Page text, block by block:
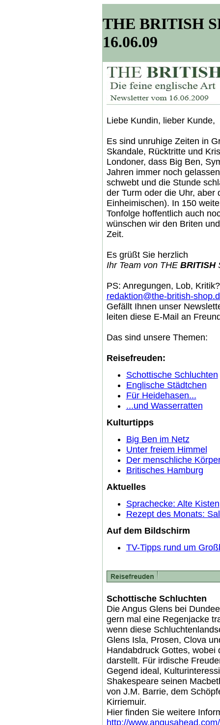
THE BRITISH
16.06.09
Liebe Kundin, lieber Kunde,
Es sind unruhige Zeiten in
Skandale, Rücktritte und
Londoner, dass Big Ben,
Jahren immer noch
schwebt und die Stunde
der Turm oder die Uhr, aber
Einheimischen). In 150
Tonfolge hoffentlich auch
wünschen wir den Briten
Zeit.
Es grüßt Sie herzlich
Ihr Team von THE BRITISH
PS: Anregungen, Lob,
redaktion@the-british-
Gefällt Ihnen unser
leiten diese E-Mail an
Das sind unsere Themen:
Reisefreuden:
Schottische Schluchten
Englische Städtchen
Für Heidehasen...
...und Wasserratten
Kulturtipps
Big Ben im Netz
Unter freiem Himmel
Der menschliche
Britisches Hamburg
Aktuelles
Sprachecke: Alte Kisten
Rezept des Monats:
Auf dem Bildschirm
TV-Tipps rund um
Schottische Schluchten
Die Angus Glens bei
gern mal eine Regenjacke
wenn diese
Glens Isla, Prosen, Clova
Handabdruck Gottes, wobei
darstellt. Für irdische
Gegend ideal,
Shakespeare seinen
von J.M. Barrie, dem
Kirriemuir.
Hier finden Sie weitere
http://